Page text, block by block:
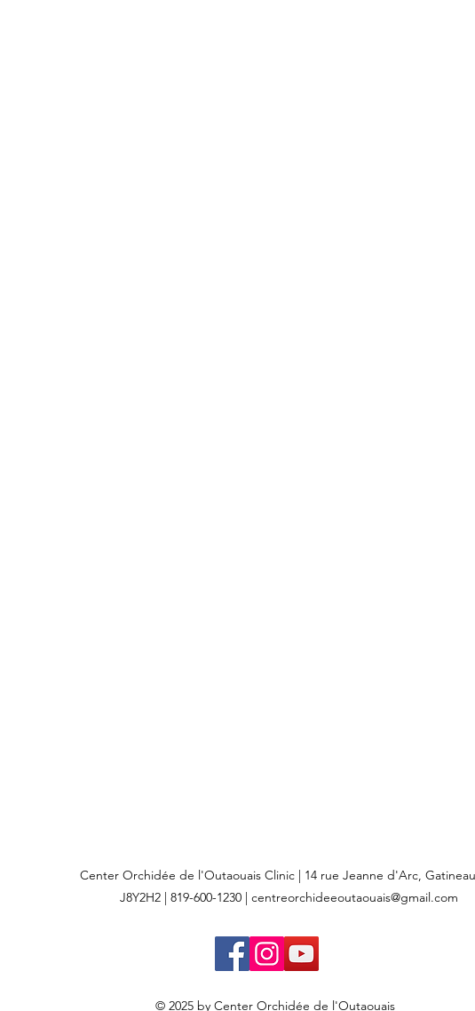
Center Orchidée de l'Outaouais Clinic | 14 rue Jeanne d'Arc,
J8Y2H2 | 819-600-1230 | centreorchideeoutaouais@gmail.com
© 2025 by Center Orchidée de l'Outaouais